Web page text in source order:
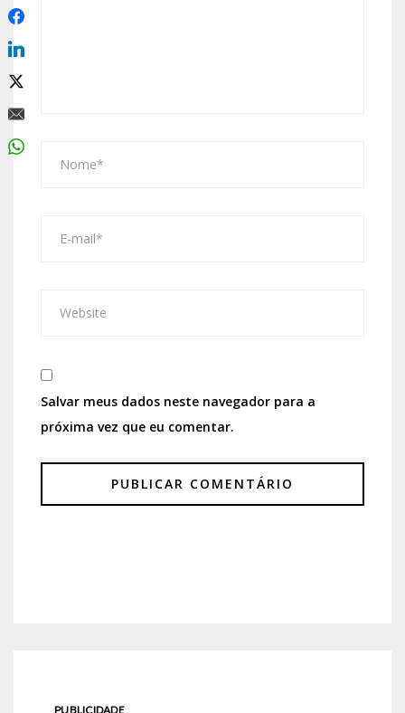
Salvar meus dados neste navegador para a
próxima vez que eu comentar.
PUBLICIDADE